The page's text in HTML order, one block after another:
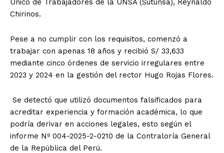
Único de Trabajadores de la UNSA (Sutunsa), Reynaldo
Chirinos.
Pese a no cumplir con los requisitos, comenzó a
trabajar con apenas 18 años y recibió S/ 33,633
mediante cinco órdenes de servicio irregulares entre
2023 y 2024 en la gestión del rector Hugo Rojas Flores.
Se detectó que utilizó documentos falsificados para
acreditar experiencia y formación académica, lo que
podría derivar en acciones legales, esto según el
informe Nº 004-2025-2-0210 de la Contraloría General
de la República del Perú.